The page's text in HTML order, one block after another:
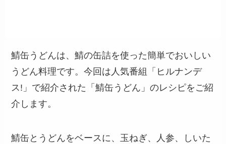
鯖缶うどんは、鯖の缶詰を使った簡単でおいしい
うどん料理です。今回は人気番組「ヒルナンデ
ス!」で紹介された「鯖缶うどん」のレシピをご紹
介します。
鯖缶とうどんをベースに、玉ねぎ、人参、しいた